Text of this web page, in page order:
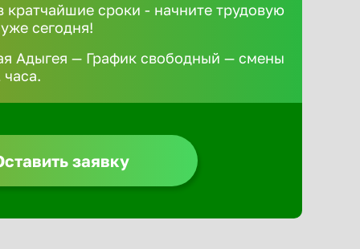
сроки - начните трудовую
сегодня!
Адыгея — График свободный — смены
заявку